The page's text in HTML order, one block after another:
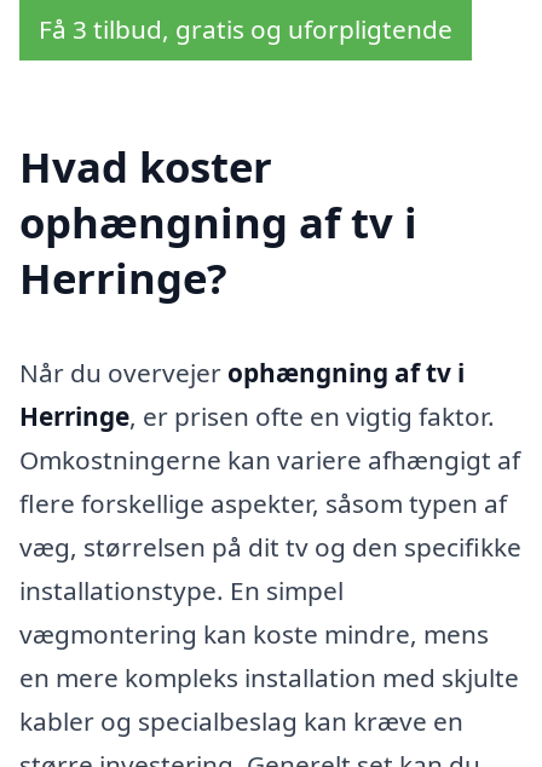
Få 3 tilbud, gratis og uforpligtende
Hvad koster
ophængning af tv i
Herringe?
Når du overvejer ophængning af tv i
Herringe, er prisen ofte en vigtig faktor.
Omkostningerne kan variere afhængigt af
flere forskellige aspekter, såsom typen af
væg, størrelsen på dit tv og den specifikke
installationstype. En simpel
vægmontering kan koste mindre, mens
en mere kompleks installation med skjulte
kabler og specialbeslag kan kræve en